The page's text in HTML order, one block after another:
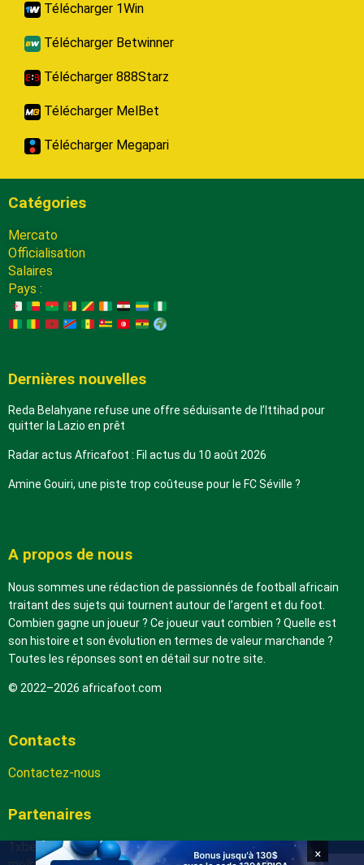
Télécharger 1Win
Télécharger Betwinner
Télécharger 888Starz
Télécharger MelBet
Télécharger Megapari
Catégories
Mercato
Officialisation
Salaires
Pays :
Dernières nouvelles
Reda Belahyane refuse une offre séduisante de l’Ittihad pour
quitter la Lazio en prêt
Radar actus Africafoot : Fil actus du 10 août 2026
Amine Gouiri, une piste trop coûteuse pour le FC Séville ?
A propos de nous
Nous sommes une rédaction de passionnés de football africain
traitant des sujets qui tournent autour de l’argent et du foot.
Combien gagne un joueur ? Ce joueur vaut combien ? Quelle est
son histoire et son évolution en termes de valeur marchande ?
Toutes les réponses sont en détail sur notre site.
© 2022–2026 africafoot.com
Contacts
Contactez-nous
Partenaires
1xbetapk.africafoot.com
×